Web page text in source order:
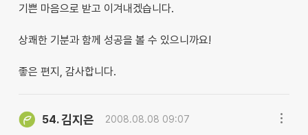
기쁜 마음으로 받고 이겨내겠습니다.
상쾌한 기분과 함께 성공을 볼 수 있으니까요!
좋은 편지, 감사합니다.
54.김지은 2008.08.08 09:07